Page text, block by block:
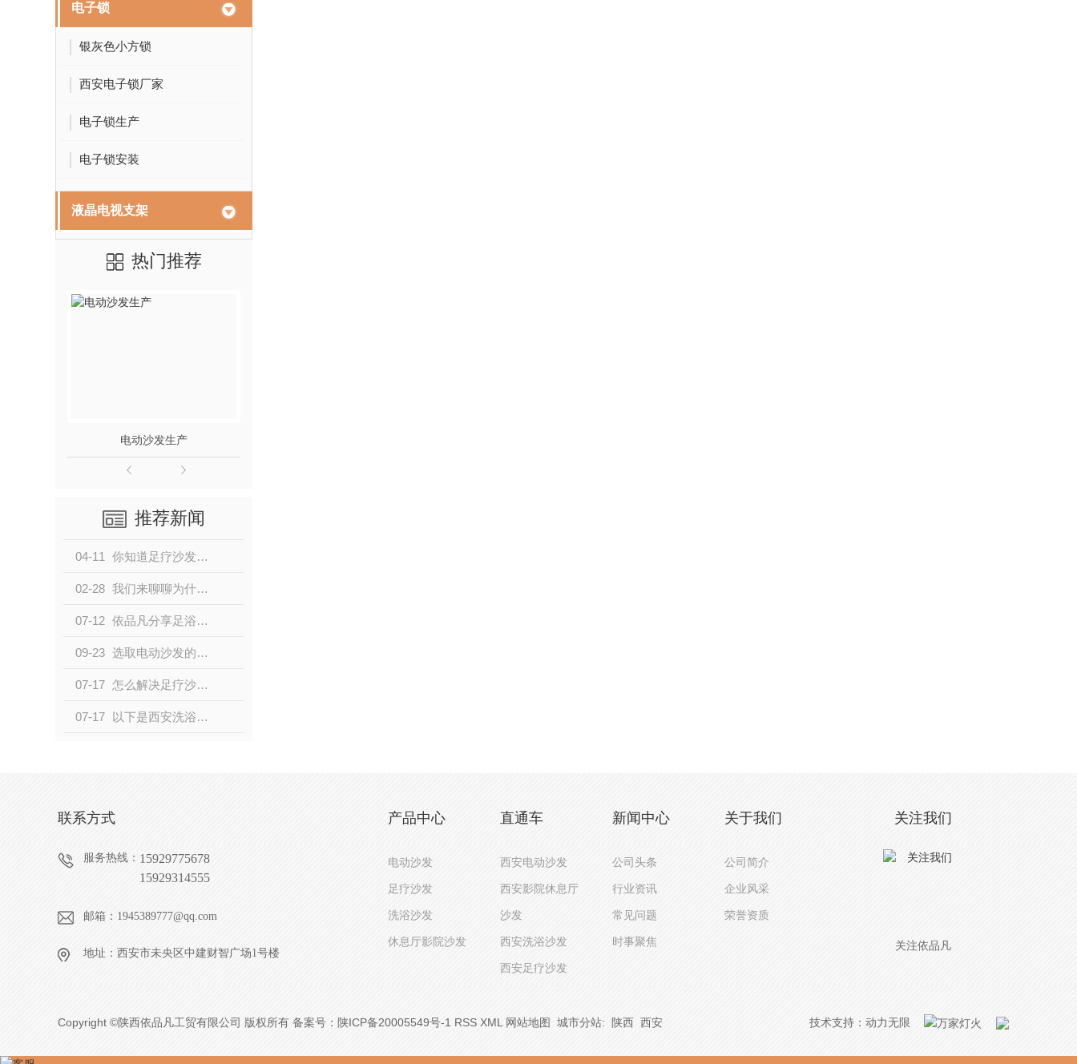
电子锁
银灰色小方锁
西安电子锁厂家
电子锁生产
电子锁安装
液晶电视支架
热门推荐
电动沙发生产
推荐新闻
04-11 你知道足疗沙发如何选择吗？
02-28 我们来聊聊为什么现在人们喜欢做足疗？
07-12 依品凡分享足浴店装修设计几点小技巧
09-23 选取电动沙发的攻略
07-17 怎么解决足疗沙发不工作的问题？依品凡来教大家
07-17 以下是西安洗浴沙发厂对于洗浴沙发使用及选购几点建议，快来看吧
联系方式
服务热线： 15929775678
15929314555
邮箱：1945389777@qq.com
地址：西安市未央区中建财智广场1号楼
产品中心
电动沙发
足疗沙发
洗浴沙发
休息厅影院沙发
直通车
西安电动沙发
西安影院休息厅
沙发
西安洗浴沙发
西安足疗沙发
新闻中心
公司头条
行业资讯
常见问题
时事聚焦
关于我们
公司简介
企业风采
荣誉资质
关注我们
关注依品凡
Copyright ©陕西依品凡工贸有限公司 版权所有 备案号： 陕ICP备20005549号-1 RSS XML 网站地图 城市分站: 陕西 西安 技术支持： 动力无限